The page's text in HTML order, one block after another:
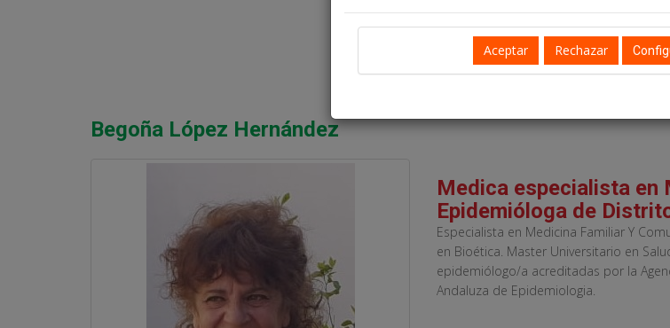
Begoña López Hernández
Medica especialista en
Epidemióloga de
Especialista en Medicina Familiar Y
en Bioética. Master Universitario en
epidemiólogo/a acreditadas por la
Andaluza de Epidemiologia.